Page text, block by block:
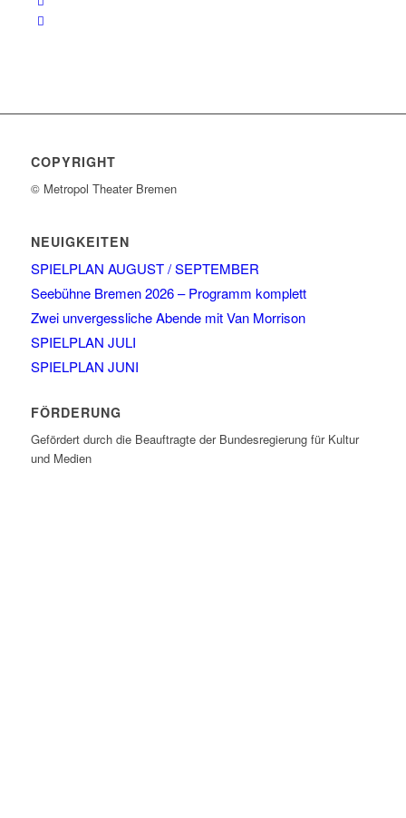
COPYRIGHT
© Metropol Theater Bremen
NEUIGKEITEN
SPIELPLAN AUGUST / SEPTEMBER
Seebühne Bremen 2026 – Programm komplett
Zwei unvergessliche Abende mit Van Morrison
SPIELPLAN JULI
SPIELPLAN JUNI
FÖRDERUNG
Gefördert durch die Beauftragte der Bundesregierung für Kultur
und Medien